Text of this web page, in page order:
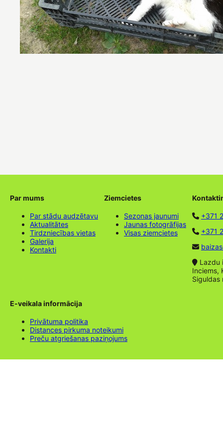
Par mums
Par stādu audzētavu
Aktualitātes
Tirdzniecības vietas
Galerija
Kontakti
Ziemcietes
Sezonas jaunumi
Jaunas fotogrāfijas
Visas ziemcietes
+371
+371
Lazdu
Inciems,
Siguldas
E-veikala informācija
Privātuma politika
Distances pirkuma noteikumi
Preču atgriešanas paziņojums